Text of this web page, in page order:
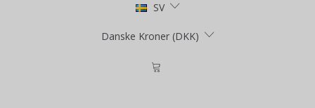
SV
Danske Kroner (DKK)